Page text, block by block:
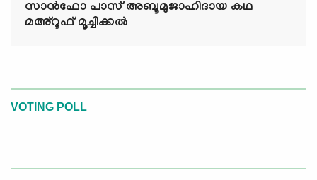
സാൻഫോ പാസ് അബൂമുജാഹിദായ കഥ
മഅ്റൂഫ് മൂച്ചിക്കല്‍
VOTING POLL